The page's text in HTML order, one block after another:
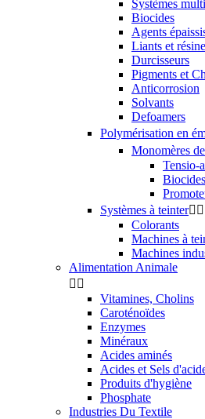
Systèmes
Biocides
Agents
Liants et
Durcisseurs
Pigments et
Anticorrosion
Solvants
Defoamers
Polymérisation en
Monomères
Tensio-
Biocides
Systèmes à teinter 
Colorants
Machines à
Machines
Alimentation Animale
 
Vitamines, Cholins
Caroténoïdes
Enzymes
Minéraux
Acides aminés
Acides et Sels
Produits d'hygiène
Phosphate
Industries Du Textile